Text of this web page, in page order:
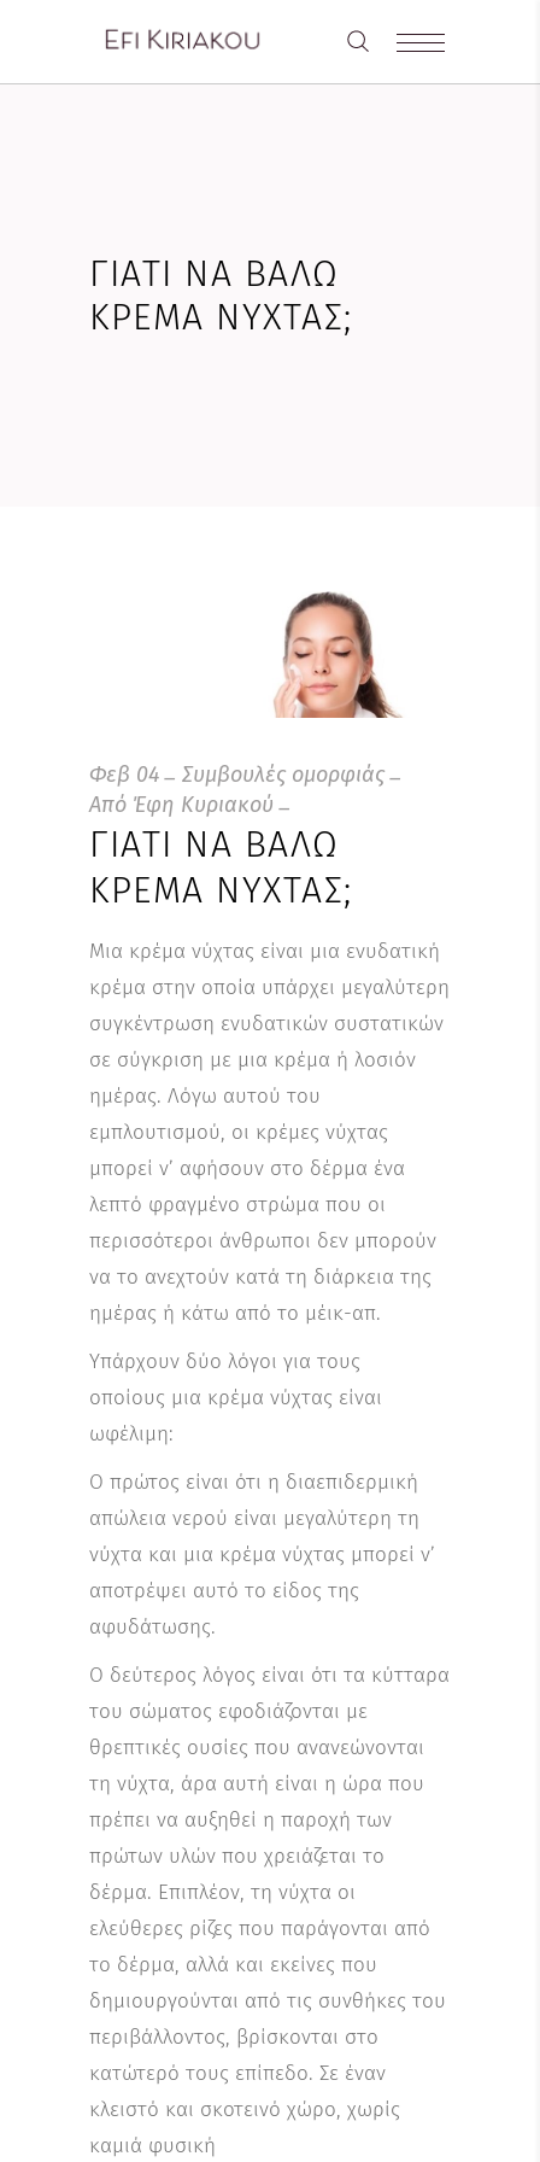
ΓΙΑΤΊ ΝΑ ΒΆΛΩ
ΚΡΈΜΑ ΝΎΧΤΑΣ;
Φεβ 04
Συμβουλές ομορφιάς
Από Έφη Κυριακού
ΓΙΑΤΊ ΝΑ ΒΆΛΩ
ΚΡΈΜΑ ΝΎΧΤΑΣ;
Μια κρέμα νύχτας είναι μια ενυδατική
κρέμα στην οποία υπάρχει μεγαλύτερη
συγκέντρωση ενυδατικών συστατικών
σε σύγκριση με μια κρέμα ή λοσιόν
ημέρας. Λόγω αυτού του
εμπλουτισμού, οι κρέμες νύχτας
μπορεί ν’ αφήσουν στο δέρμα ένα
λεπτό φραγμένο στρώμα που οι
περισσότεροι άνθρωποι δεν μπορούν
να το ανεχτούν κατά τη διάρκεια της
ημέρας ή κάτω από το μέικ-απ.
Υπάρχουν δύο λόγοι για τους
οποίους μια κρέμα νύχτας είναι
ωφέλιμη:
Ο πρώτος είναι ότι η διαεπιδερμική
απώλεια νερού είναι μεγαλύτερη τη
νύχτα και μια κρέμα νύχτας μπορεί ν’
αποτρέψει αυτό το είδος της
αφυδάτωσης.
Ο δεύτερος λόγος είναι ότι τα κύτταρα
του σώματος εφοδιάζονται με
θρεπτικές ουσίες που ανανεώνονται
τη νύχτα, άρα αυτή είναι η ώρα που
πρέπει να αυξηθεί η παροχή των
πρώτων υλών που χρειάζεται το
δέρμα. Επιπλέον, τη νύχτα οι
ελεύθερες ρίζες που παράγονται από
το δέρμα, αλλά και εκείνες που
δημιουργούνται από τις συνθήκες του
περιβάλλοντος, βρίσκονται στο
κατώτερό τους επίπεδο. Σε έναν
κλειστό και σκοτεινό χώρο, χωρίς
καμιά φυσική